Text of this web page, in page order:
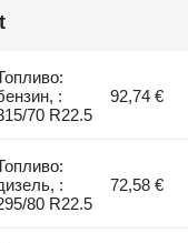
:
70 R22.5
92,74 €
:
80 R22.5
72,58 €